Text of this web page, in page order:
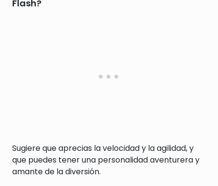
Flash?
Sugiere que aprecias la velocidad y la agilidad, y
que puedes tener una personalidad aventurera y
amante de la diversión.